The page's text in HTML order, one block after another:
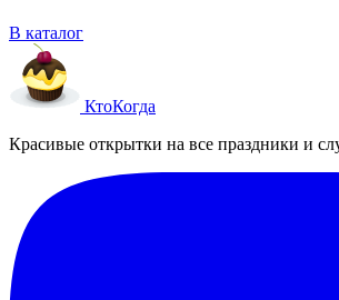
В каталог
КтоКогда
Красивые открытки на все праздники и